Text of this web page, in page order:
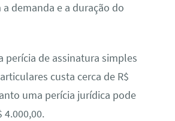
demanda e a duração do
perícia de assinatura simples
custa cerca de R$
uma perícia jurídica pode
4.000,00.